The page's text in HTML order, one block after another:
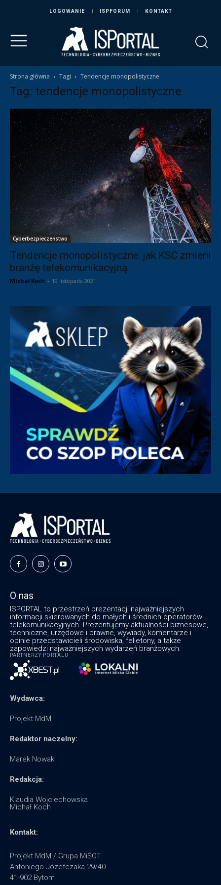
LOGOWANIE ISPFORUM KONTAKT
Strona główna Tagi Tendencje monopolistyczne
Tag: tendencje monopolistyczne
Cyberbezpieczeństwo
Tendencje monopolistyczne: jak KSC zmieni
branżę telekomunikacyjną
Michał Koch - 19 listopada 2021
O nas
ISPORTAL to przestrzeń prezentacji najważniejszych
informacji skierowanych do małych i średnich operatorów
telekomunikacyjnych. Prezentujemy aktualności biznesowe,
techniczne, urzędowe i prawne, wywiady, komentarze i
opinie przedstawicieli środowiska, felietony, a także
zapowiedzi najważniejszych wydarzeń branżowych.
PARTNERZY PORTALU
Wydawca:
Projekt MdM
Redaktor naczelny:
Marek Nowak
Redakcja:
Klaudia Wojciechowska
Michał Koch
Kontakt:
Projekt MdM / Grupa MiŚOT
Antoniego Józefczaka 29/40
41-902 Bytom